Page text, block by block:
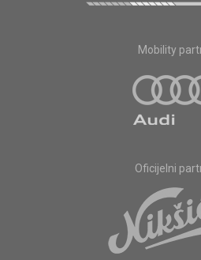
Mobility
Oficijelni